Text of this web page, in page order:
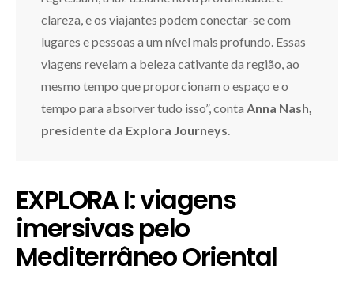
clareza, e os viajantes podem conectar-se com
lugares e pessoas a um nível mais profundo. Essas
viagens revelam a beleza cativante da região, ao
mesmo tempo que proporcionam o espaço e o
tempo para absorver tudo isso”, conta Anna Nash,
presidente da Explora Journeys.
EXPLORA I: viagens
imersivas pelo
Mediterrâneo Oriental